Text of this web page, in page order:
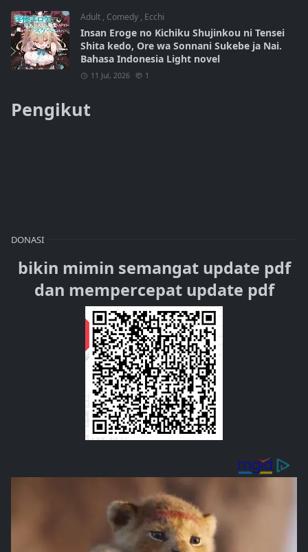
Adult , Comedy , Ecchi
Insan Eroge no Kichiku Shujinkou ni Tensei
Shita kedo, Ore wa Sonnani Sukebe ja Nai.
Bahasa Indonesia Light novel
11 Jul, 2026 1
Pengikut
DONASI
bikin mimin semangat update pdf
dan mempercepat update pdf